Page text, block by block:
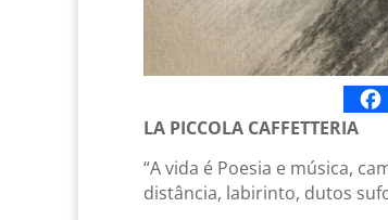
LA PICCOLA CAFFETTERIA
“A vida é Poesia e música,
distância, labirinto, dutos